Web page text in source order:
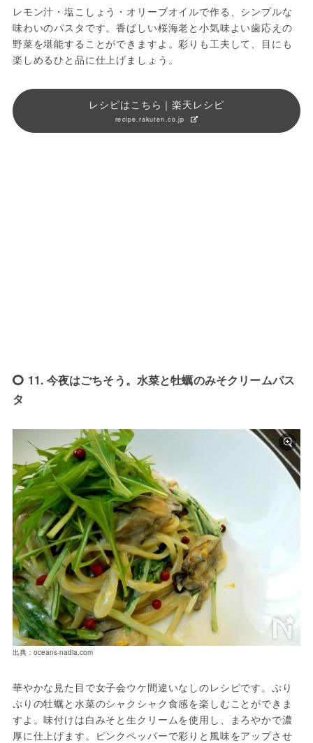
レモン汁・塩こしょう・オリーブオイルで作る、シンプルな
味わいのパスタです。香ばしい桜海老と小気味よい歯応えの
野菜を堪能することができますよ。彩りも工夫して、目にも
楽しめるひと品に仕上げましょう。
レシピはこちら｜楽天レシピ
recipe.rakuten.co.jp
11. 今夜はごちそう。水菜と牡蠣のみそクリームパス
タ
出典：oceans-nadia.com
華やかな見た目で女子会ウケ間違いなしのレシピです。ぷり
ぷりの牡蠣と水菜のシャクシャク食感を楽しむことができま
すよ。味付けは白みそと生クリームを使用し、まろやかで濃
厚に仕上げます。ピンクペッパーで彩りと風味をアップさせ